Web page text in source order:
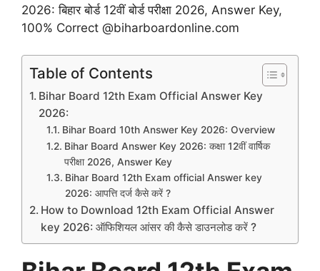
2026: बिहार बोर्ड 12वीं बोर्ड परीक्षा 2026, Answer Key,
100% Correct @biharboardonline.com
Table of Contents
Bihar Board 12th Exam Official Answer Key
2026:
Bihar Board 10th Answer Key 2026: Overview
Bihar Board Answer Key 2026: कक्षा 12वीं वार्षिक
परीक्षा 2026, Answer Key
Bihar Board 12th Exam official Answer key
2026: आपत्ति दर्ज कैसे करें ?
How to Download 12th Exam Official Answer
key 2026: ऑफिशियल आंसर की कैसे डाउनलोड करें ?